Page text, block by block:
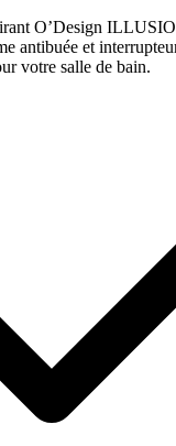
O’Design
antibuée et
votre salle de bain.